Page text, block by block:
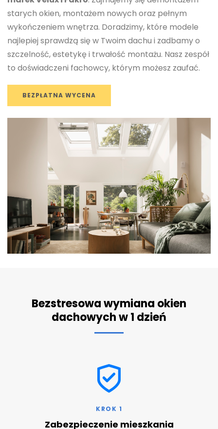
starych okien, montażem nowych oraz pełnym
wykończeniem wnętrza. Doradzimy, które modele
najlepiej sprawdzą się w Twoim dachu i zadbamy o
szczelność, estetykę i trwałość montażu. Nasz zespół
to doświadczeni fachowcy, którym możesz zaufać.
BEZPŁATNA WYCENA
Bezstresowa wymiana okien
dachowych w 1 dzień
KROK 1
Zabezpieczenie mieszkania